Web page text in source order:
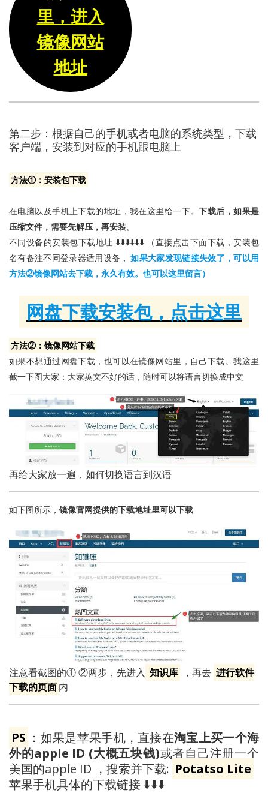
里，进入
镜像网站
地址
第二步：根据自己的手机或者电脑的系统类型，下载
客户端，安装到对应的手机跟电脑上
方法①：安装包下载
在电脑以及手机上下载的地址，我在这里给一下。下载后，如果是
压缩文件，需要先解压，再安装。
不同设备的安装包下载地址 ⬇️⬇️⬇️⬇️⬇️⬇️ （直接点击下面下载，安装包
名有备注不同登录器适用设备， 如果大家发现链接失效了，可以用
方法②镜像网站去下载，永久有效。也可以这里留言）
网盘下载安装包，点击这里
方法②：镜像网站下载
如果不想通过网盘下载，也可以在镜像网站里，自己下载。我这里
截一下图大家：大家英文不好的话，随时可以将语言切换成中文
再给大家放一遍，如何切换语言到汉语
如下图所示， 镜像官网提供的下载地址里可以下载
注意看截图的① ②两步，先进入 知识库 ，再去 进行软件
下载的页面内
PS ：如果是苹果手机，直接在淘宝上买一个海
外的apple ID (大概五块钱)或者自己注册一个
美国的apple ID ，搜索并下载: Potatso Lite
苹果手机具体的下载链接 ⬇️⬇️⬇️